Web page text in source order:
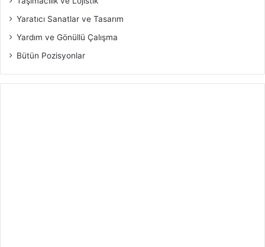
Yaratıcı Sanatlar ve Tasarım
Yardım ve Gönüllü Çalışma
Bütün Pozisyonlar